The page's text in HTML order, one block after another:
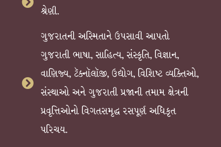
શ્રેણી.
ગુજરાતની અસ્મિતાને ઉપસાવી આપતો
ગુજરાતી ભાષા, સાહિત્ય, સંસ્કૃતિ, વિજ્ઞાન,
વાણિજ્ય, ટૅક્નૉલૉજી, ઉદ્યોગ, વિશિષ્ટ વ્યક્તિઓ,
સંસ્થાઓ અને ગુજરાતી પ્રજાની તમામ ક્ષેત્રની
પ્રવૃત્તિઓનો વિગતસમૃદ્ધ રસપૂર્ણ અધિકૃત
પરિચય.